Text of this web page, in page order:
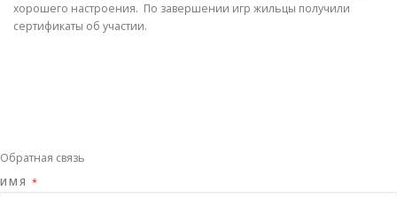
хорошего настроения. По завершении игр жильцы получили
сертификаты об участии.
Обратная связь
ИМЯ *